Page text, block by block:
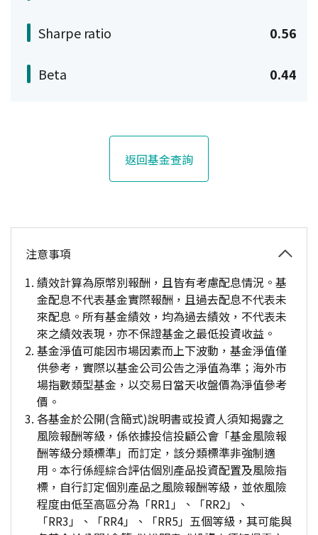
Sharpe ratio 0.56
Beta 0.44
返回基金查詢
注意事項
績效計算為原幣別報酬，且皆有考慮配息情況。基
金配息不代表基金實際報酬，且過去配息不代表未
來配息。所有基金績效，均為過去績效，不代表未
來之績效表現，亦不保證基金之最低投資收益。
基金淨值可能因市場因素而上下波動，基金淨值僅
供參考，實際以基金公司公告之淨值為準；海外市
場指數類型基金，以交易日當天收盤價為淨值參考
價。
各基金於公開(含簡式)說明書或投資人須知揭露之
風險報酬等級，係依據投信投顧公會「基金風險報
酬等級分類標準」而訂定，該分類標準非強制適
用。本行係經綜合評估個別產品投資配置及風險指
標，自行訂定個別產品之風險報酬等級，並依風險
程度由低至高區分為「RR1」、「RR2」、
「RR3」、「RR4」、「RR5」五個等級，其可能與